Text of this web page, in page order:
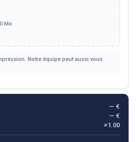
Mo
Notre équipe peut aussi vous
— €
— €
×1.00